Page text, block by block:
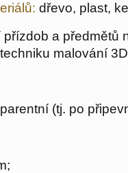
dřevo, plast,
přízdob a předmětů
malování
(tj. po